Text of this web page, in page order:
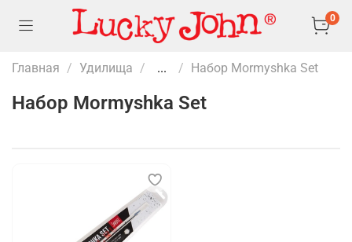
0
Главная Удилища ... Набор Mormyshka Set
Набор Mormyshka Set